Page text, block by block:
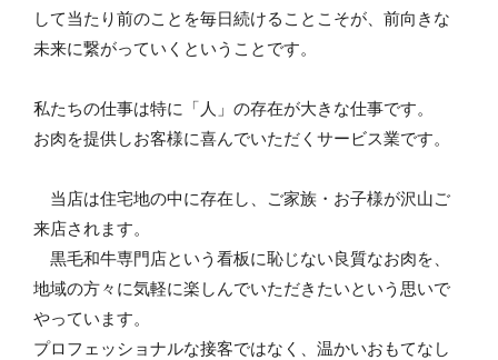
して当たり前のことを毎日続けることこそが、前向きな
未来に繋がっていくということです。
私たちの仕事は特に「人」の存在が大きな仕事です。
お肉を提供しお客様に喜んでいただくサービス業です。
当店は住宅地の中に存在し、ご家族・お子様が沢山ご
来店されます。
黒毛和牛専門店という看板に恥じない良質なお肉を、
地域の方々に気軽に楽しんでいただきたいという思いで
やっています。
プロフェッショナルな接客ではなく、温かいおもてなし